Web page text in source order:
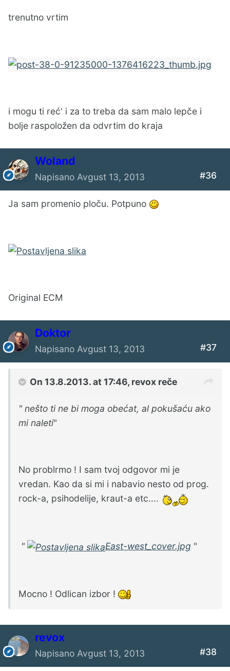
trenutno vrtim
i mogu ti reć' i za to treba da sam malo lepče i
bolje raspoložen da odvrtim do kraja
Woland
Napisano Avgust 13, 2013 #36
Ja sam promenio ploču. Potpuno
Original ECM
Doktor
Napisano Avgust 13, 2013 #37
On 13.8.2013. at 17:46, revox reče
" nešto ti ne bi moga obećat, al pokušaću ako
mi naleti"
No problrmo ! I sam tvoj odgovor mi je
vredan. Kao da si mi i nabavio nesto od prog.
rock-a, psihodelije, kraut-a etc....
" East-west_cover.jpg "
Mocno ! Odlican izbor !
revox
Napisano Avgust 13, 2013 #38